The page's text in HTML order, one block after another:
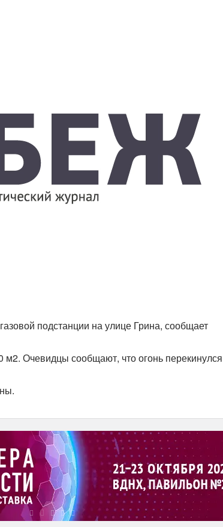
подстанции на улице Грина, сообщает
Очевидцы сообщают, что огонь